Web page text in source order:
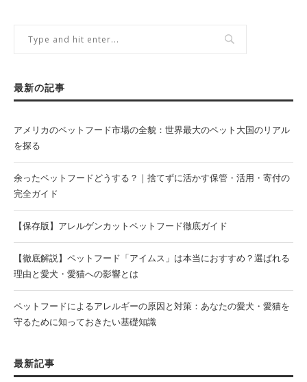
最新の記事
アメリカのペットフード市場の全貌：世界最大のペット大国のリアル
を探る
余ったペットフードどうする？｜捨てずに活かす保管・活用・寄付の
完全ガイド
【保存版】アレルゲンカットペットフード徹底ガイド
【徹底解説】ペットフード「アイムス」は本当におすすめ？選ばれる
理由と愛犬・愛猫への影響とは
ペットフードによるアレルギーの原因と対策：あなたの愛犬・愛猫を
守るために知っておきたい基礎知識
最新記事